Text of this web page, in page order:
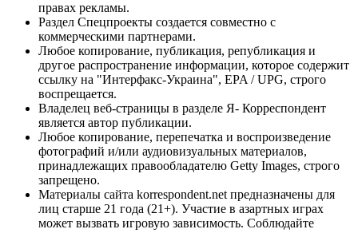
правах рекламы.
Раздел Спецпроекты создается совместно с
коммерческими партнерами.
Любое копирование, публикация, републикация и
другое распространение информации, которое содержит
ссылку на "Интерфакс-Украина", EPA / UPG, строго
воспрещается.
Владелец веб-страницы в разделе Я- Корреспондент
является автор публикации.
Любое копирование, перепечатка и воспроизведение
фотографий и/или аудиовизуальных материалов,
принадлежащих правообладателю Getty Images, строго
запрещено.
Материалы сайта korrespondent.net предназначены для
лиц старше 21 года (21+). Участие в азартных играх
может вызвать игровую зависимость. Соблюдайте